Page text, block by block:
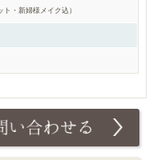
・新婦様メイク込）